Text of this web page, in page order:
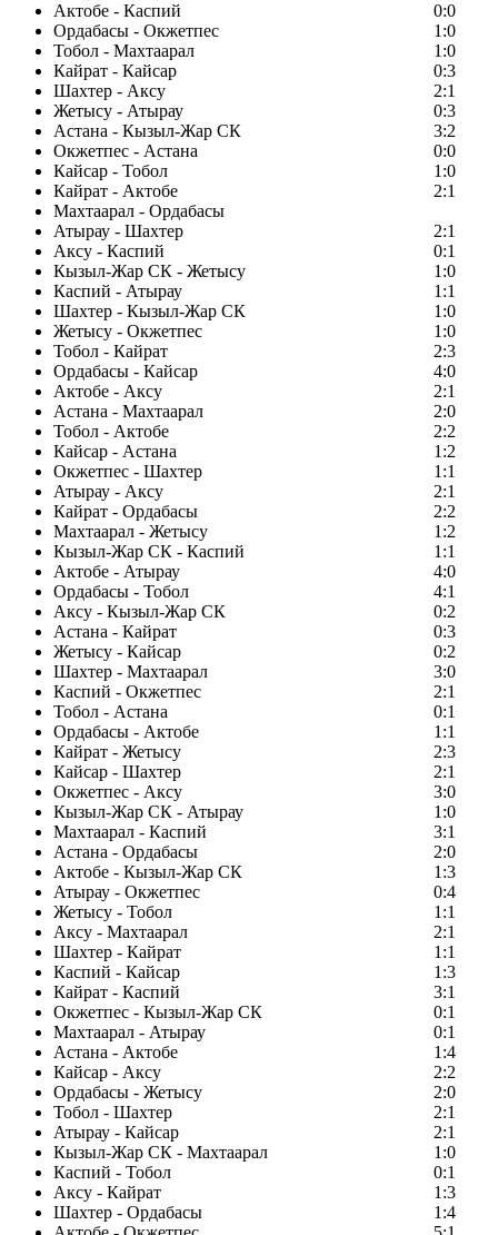
Актобе - Каспий
0:0
Ордабасы - Окжетпес
1:0
Тобол - Махтаарал
1:0
Кайрат - Кайсар
0:3
Шахтер - Аксу
2:1
Жетысу - Атырау
0:3
Астана - Кызыл-Жар СК
3:2
Окжетпес - Астана
0:0
Кайсар - Тобол
1:0
Кайрат - Актобе
2:1
Махтаарал - Ордабасы
Атырау - Шахтер
2:1
Аксу - Каспий
0:1
Кызыл-Жар СК - Жетысу
1:0
Каспий - Атырау
1:1
Шахтер - Кызыл-Жар СК
1:0
Жетысу - Окжетпес
1:0
Тобол - Кайрат
2:3
Ордабасы - Кайсар
4:0
Актобе - Аксу
2:1
Астана - Махтаарал
2:0
Тобол - Актобе
2:2
Кайсар - Астана
1:2
Окжетпес - Шахтер
1:1
Атырау - Аксу
2:1
Кайрат - Ордабасы
2:2
Махтаарал - Жетысу
1:2
Кызыл-Жар СК - Каспий
1:1
Актобе - Атырау
4:0
Ордабасы - Тобол
4:1
Аксу - Кызыл-Жар СК
0:2
Астана - Кайрат
0:3
Жетысу - Кайсар
0:2
Шахтер - Махтаарал
3:0
Каспий - Окжетпес
2:1
Тобол - Астана
0:1
Ордабасы - Актобе
1:1
Кайрат - Жетысу
2:3
Кайсар - Шахтер
2:1
Окжетпес - Аксу
3:0
Кызыл-Жар СК - Атырау
1:0
Махтаарал - Каспий
3:1
Астана - Ордабасы
2:0
Актобе - Кызыл-Жар СК
1:3
Атырау - Окжетпес
0:4
Жетысу - Тобол
1:1
Аксу - Махтаарал
2:1
Шахтер - Кайрат
1:1
Каспий - Кайсар
1:3
Кайрат - Каспий
3:1
Окжетпес - Кызыл-Жар СК
0:1
Махтаарал - Атырау
0:1
Астана - Актобе
1:4
Кайсар - Аксу
2:2
Ордабасы - Жетысу
2:0
Тобол - Шахтер
2:1
Атырау - Кайсар
2:1
Кызыл-Жар СК - Махтаарал
1:0
Каспий - Тобол
0:1
Аксу - Кайрат
1:3
Шахтер - Ордабасы
1:4